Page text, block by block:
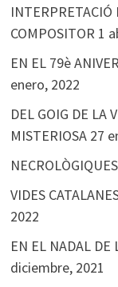
INTERPRETACIÓ
COMPOSITOR 1
EN EL 79è
enero, 2022
DEL GOIG DE LA
MISTERIOSA 27
VIDES
2022
EN EL NADAL DE
diciembre, 2021